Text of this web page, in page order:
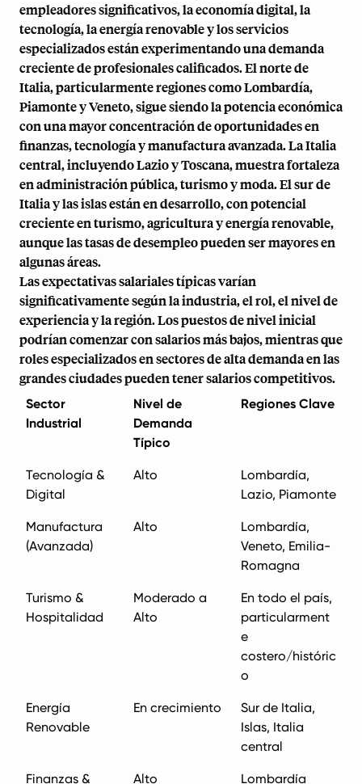
empleadores significativos, la economía digital, la
tecnología, la energía renovable y los servicios
especializados están experimentando una demanda
creciente de profesionales calificados. El norte de
Italia, particularmente regiones como Lombardía,
Piamonte y Veneto, sigue siendo la potencia económica
con una mayor concentración de oportunidades en
finanzas, tecnología y manufactura avanzada. La Italia
central, incluyendo Lazio y Toscana, muestra fortaleza
en administración pública, turismo y moda. El sur de
Italia y las islas están en desarrollo, con potencial
creciente en turismo, agricultura y energía renovable,
aunque las tasas de desempleo pueden ser mayores en
algunas áreas.
Las expectativas salariales típicas varían
significativamente según la industria, el rol, el nivel de
experiencia y la región. Los puestos de nivel inicial
podrían comenzar con salarios más bajos, mientras que
roles especializados en sectores de alta demanda en las
grandes ciudades pueden tener salarios competitivos.
Sector
Industrial
Nivel de
Demanda
Típico
Regiones Clave
Tecnología &
Digital
Alto
Lombardía,
Lazio, Piamonte
Manufactura
(Avanzada)
Alto
Lombardía,
Veneto, Emilia-
Romagna
Turismo &
Hospitalidad
Moderado a
Alto
En todo el país,
particularment
e
costero/históric
o
Energía
Renovable
En crecimiento
Sur de Italia,
Islas, Italia
central
Finanzas & Alto Lombardía